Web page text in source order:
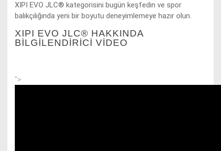
XIPI EVO JLC® kategorisini bugün keşfedin ve spor
balıkçılığında yeni bir boyutu deneyimlemeye hazır olun.
XIPI EVO JLC® HAKKINDA
BİLGİLENDİRİCİ VIDEO
">